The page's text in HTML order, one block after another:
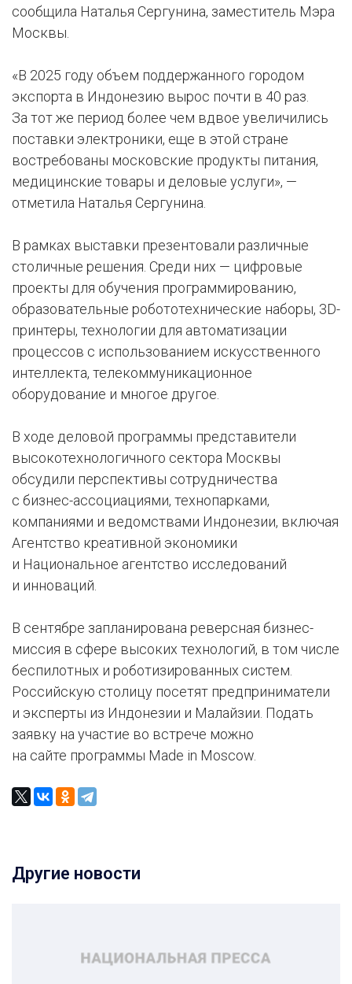
сообщила Наталья Сергунина, заместитель Мэра
Москвы.
«В 2025 году объем поддержанного городом
экспорта в Индонезию вырос почти в 40 раз.
За тот же период более чем вдвое увеличились
поставки электроники, еще в этой стране
востребованы московские продукты питания,
медицинские товары и деловые услуги», —
отметила Наталья Сергунина.
В рамках выставки презентовали различные
столичные решения. Среди них — цифровые
проекты для обучения программированию,
образовательные робототехнические наборы, 3D-
принтеры, технологии для автоматизации
процессов с использованием искусственного
интеллекта, телекоммуникационное
оборудование и многое другое.
В ходе деловой программы представители
высокотехнологичного сектора Москвы
обсудили перспективы сотрудничества
с бизнес-ассоциациями, технопарками,
компаниями и ведомствами Индонезии, включая
Агентство креативной экономики
и Национальное агентство исследований
и инноваций.
В сентябре запланирована реверсная бизнес-
миссия в сфере высоких технологий, в том числе
беспилотных и роботизированных систем.
Российскую столицу посетят предприниматели
и эксперты из Индонезии и Малайзии. Подать
заявку на участие во встрече можно
на сайте программы Made in Moscow.
Другие новости